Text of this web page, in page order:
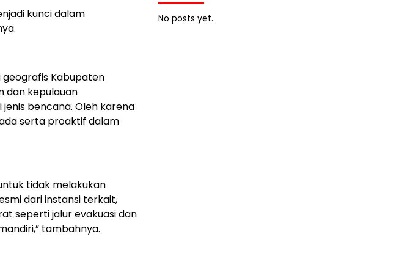
kunci dalam
geografis Kabupaten
dan kepulauan
bencana. Oleh karena
serta proaktif dalam
tidak melakukan
dari instansi terkait,
seperti jalur evakuasi dan
tambahnya.
No posts yet.